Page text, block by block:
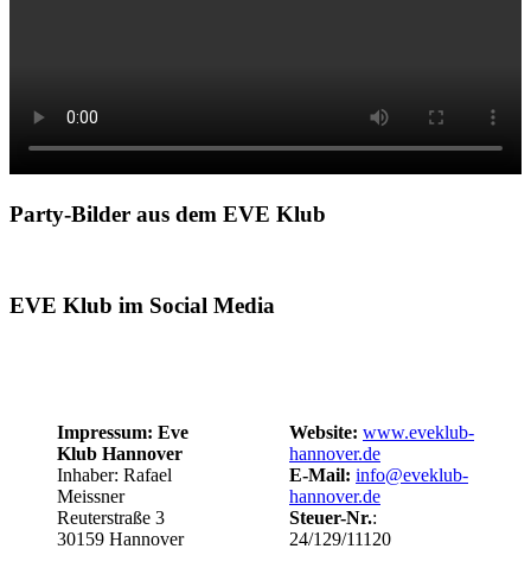
Party-Bilder aus dem EVE Klub
EVE Klub im Social Media
Impressum: Eve
Klub Hannover
Inhaber: Rafael
Meissner
Reuterstraße 3
30159 Hannover
Website: www.eveklub-
hannover.de
E-Mail: info@eveklub-
hannover.de
Steuer-Nr.:
24/129/11120